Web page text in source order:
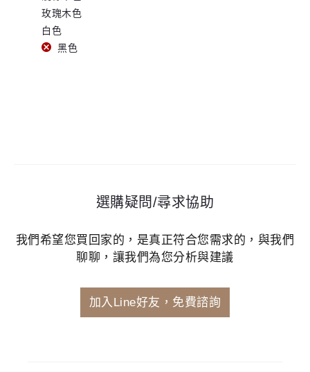
玫瑰木色
白色
黑色
選購疑問/尋求協助
我們希望您買回家的，是真正符合您需求的，與我們
聊聊，讓我們為您分析與建議
加入Line好友，免費諮詢